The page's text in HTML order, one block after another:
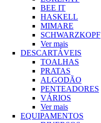
BEE IT
HASKELL
MIMARE
SCHWARZKOPF
Ver mais
DESCARTÁVEIS
TOALHAS
PRATAS
ALGODÃO
PENTEADORES
VÁRIOS
Ver mais
EQUIPAMENTOS